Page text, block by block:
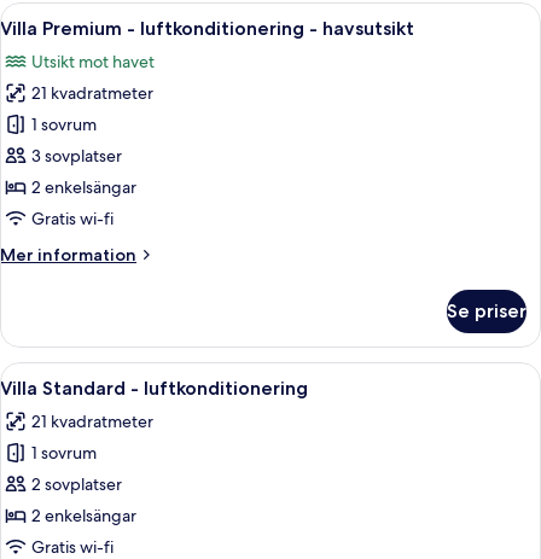
Öppna
alla
foton
för
Villa
Premium
-
luftkonditionering
havsutsikt
Ett modernt sovrum med en stor
4
Villa Premium - luftkonditionering - havsutsikt
Utsikt mot havet
21 kvadratmeter
1 sovrum
3 sovplatser
2 enkelsängar
Gratis wi-fi
Mer information
Mer
Premium
luftkonditionering
havsutsikt
Se priser
Öppna
alla
foton
för
Villa
Standard
-
Ett modernt sovrum med ett stort
4
Villa Standard - luftkonditionering
21 kvadratmeter
1 sovrum
2 sovplatser
2 enkelsängar
Gratis wi-fi